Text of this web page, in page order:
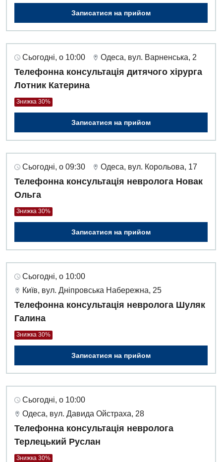
Записатися на прийом
Сьогодні, о 10:00 Одеса, вул. Варненська, 2
Телефонна консультація дитячого хірурга
Лотник Катерина
Знижка 30%
Записатися на прийом
Сьогодні, о 09:30 Одеса, вул. Корольова, 17
Телефонна консультація невролога Новак
Ольга
Знижка 30%
Записатися на прийом
Сьогодні, о 10:00
Київ, вул. Дніпровська Набережна, 25
Телефонна консультація невролога Шуляк
Галина
Знижка 30%
Записатися на прийом
Сьогодні, о 10:00
Одеса, вул. Давида Ойстраха, 28
Телефонна консультація невролога
Терлецький Руслан
Знижка 30%